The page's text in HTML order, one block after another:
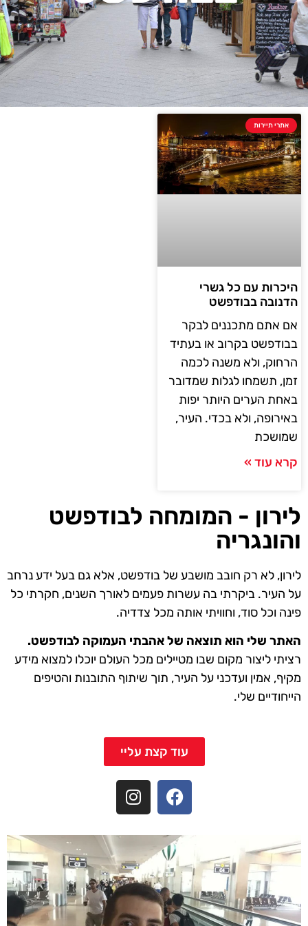
אתרי תיירות
היכרות עם כל גשרי
הדנובה בבודפשט
אם אתם מתכננים לבקר
בבודפשט בקרוב או בעתיד
הרחוק, ולא משנה לכמה
זמן, תשמחו לגלות שמדובר
באחת הערים היותר יפות
באירופה, ולא בכדי. העיר,
שמושכת
קרא עוד »
לירון - המומחה לבודפשט
והונגריה
לירון, לא רק חובב מושבע של בודפשט, אלא גם בעל ידע נרחב
על העיר. ביקרתי בה עשרות פעמים לאורך השנים, חקרתי כל
פינה וכל סוד, וחוויתי אותה מכל צדדיה.
האתר שלי הוא תוצאה של אהבתי העמוקה לבודפשט.
רציתי ליצור מקום שבו מטיילים מכל העולם יוכלו למצוא מידע
מקיף, אמין ועדכני על העיר, תוך שיתוף התובנות והטיפים
הייחודיים שלי.
עוד קצת עליי